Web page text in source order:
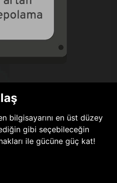
bilgisayarını en üst düzey
gibi seçebileceğin
ile gücüne güç kat!